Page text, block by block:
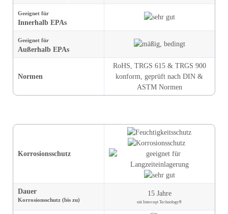
Geeignet für
Innerhalb EPAs
Geeignet für
Außerhalb EPAs
Normen
RoHS, TRGS 615& TRGS 900
konform, geprüft nach DIN &
ASTM Normen
Korrosions­schutz
Dauer
Korrosions­schutz (bis zu)
15 Jahre
mit Intercept Technology®